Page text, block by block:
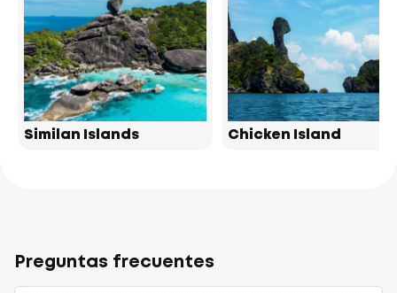
Similan Islands Chicken Island
Preguntas frecuentes